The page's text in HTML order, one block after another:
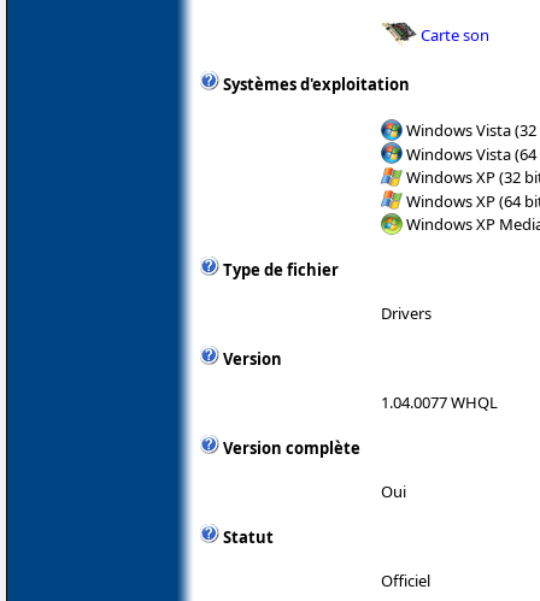
Carte son
Systèmes d'exploitation
Windows Vista
Windows Vista
Windows XP (32
Windows XP (64
Windows XP
Type de fichier
Drivers
Version
1.04.0077 WHQL
Version complète
Oui
Statut
Officiel